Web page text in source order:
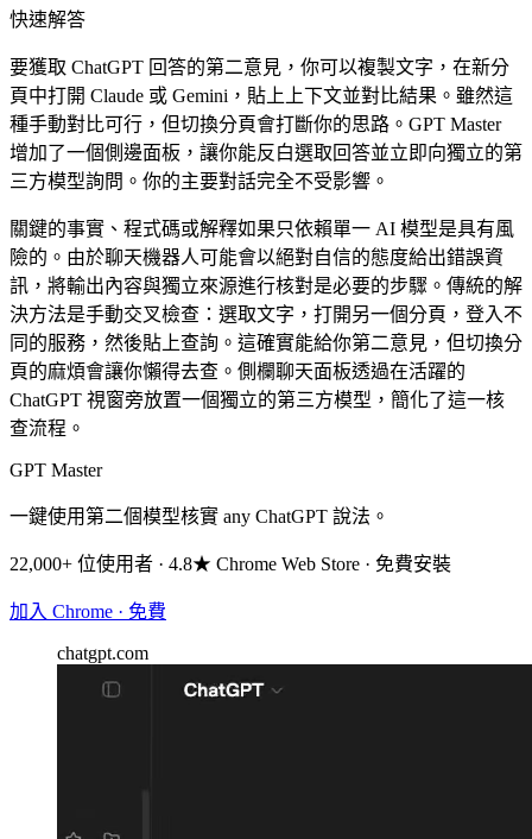
快速解答
要獲取 ChatGPT 回答的第二意見，你可以複製文字，在新分
頁中打開 Claude 或 Gemini，貼上上下文並對比結果。雖然這
種手動對比可行，但切換分頁會打斷你的思路。GPT Master
增加了一個側邊面板，讓你能反白選取回答並立即向獨立的第
三方模型詢問。你的主要對話完全不受影響。
關鍵的事實、程式碼或解釋如果只依賴單一 AI 模型是具有風
險的。由於聊天機器人可能會以絕對自信的態度給出錯誤資
訊，將輸出內容與獨立來源進行核對是必要的步驟。傳統的解
決方法是手動交叉檢查：選取文字，打開另一個分頁，登入不
同的服務，然後貼上查詢。這確實能給你第二意見，但切換分
頁的麻煩會讓你懶得去查。側欄聊天面板透過在活躍的
ChatGPT 視窗旁放置一個獨立的第三方模型，簡化了這一核
查流程。
GPT Master
一鍵使用第二個模型核實 any ChatGPT 說法。
22,000+ 位使用者 · 4.8★ Chrome Web Store · 免費安裝
加入 Chrome · 免費
chatgpt.com